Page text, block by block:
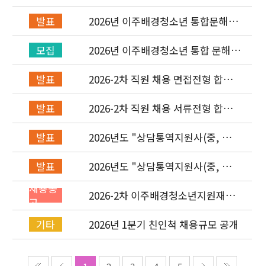
발표
2026년 이주배경청소년 통합문해력
교육지원사업 수행기관 선정 결과 발
표
모집
2026년 이주배경청소년 통합 문해력
교육지원 사업 위탁기관 신청 공고
발표
2026-2차 직원 채용 면접전형 합격
자 발표 및 적격심사 안내
발표
2026-2차 직원 채용 서류전형 합격
자 발표 및 면접전형 안내
발표
2026년도 "상담통역지원사(중, 베,
러, 몽)" 면접심사 합격자 발표
발표
2026년도 "상담통역지원사(중, 베,
러, 몽)" 서류심사 합격자 발표
채용공
고
2026-2차 이주배경청소년지원재단
직원(기획운영실/사업운영부/개발
협력부) 채용공고 (~4/26)
기타 2026년 1분기 친인척 채용규모 공개